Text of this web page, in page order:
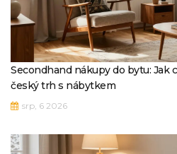
Secondhand nákupy do bytu: Jak
český trh s nábytkem
srp, 6 2026